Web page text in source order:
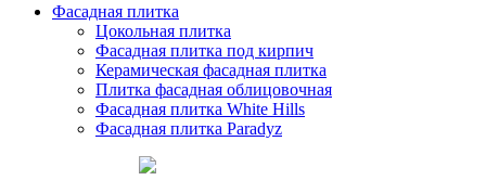
Фасадная плитка
Цокольная плитка
Фасадная плитка под кирпич
Керамическая фасадная плитка
Плитка фасадная облицовочная
Фасадная плитка White Hills
Фасадная плитка Paradyz